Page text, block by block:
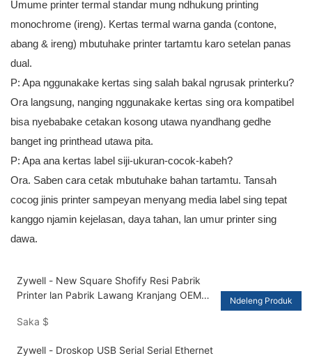
Umume printer termal standar mung ndhukung printing
monochrome (ireng). Kertas termal warna ganda (contone,
abang & ireng) mbutuhake printer tartamtu karo setelan panas
dual.
P: Apa nggunakake kertas sing salah bakal ngrusak printerku?
Ora langsung, nanging nggunakake kertas sing ora kompatibel
bisa nyebabake cetakan kosong utawa nyandhang gedhe
banget ing printhead utawa pita.
P: Apa ana kertas label siji-ukuran-cocok-kabeh?
Ora. Saben cara cetak mbutuhake bahan tartamtu. Tansah
cocog jinis printer sampeyan menyang media label sing tepat
kanggo njamin kejelasan, daya tahan, lan umur printer sing
dawa.
Zywell - New Square Shofify Resi Pabrik
Printer lan Pabrik Lawang Kranjang OEM
Saka $
Ndeleng Produk
Zywell - Droskop USB Serial Serial Ethernet